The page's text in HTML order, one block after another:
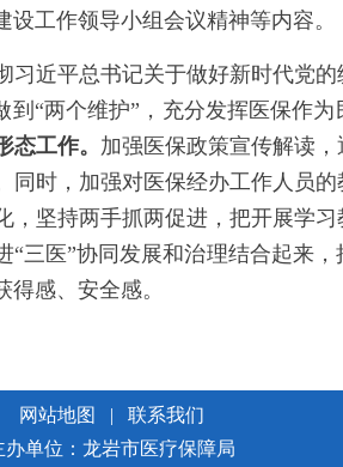
工作领导小组会议精神等内容。
习近平总书记关于做好新时代党
“两个维护”，充分发挥医保作
态工作。 加强医保政策宣传解读
时，加强对医保经办工作人员
，坚持两手抓两促进，把开展学
三医”协同发展和治理结合起来
感、安全感。
网站地图 |
联系我们
办单位：龙岩市医疗保障局